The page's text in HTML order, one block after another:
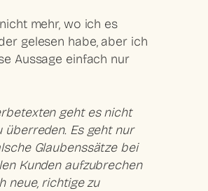
mehr, wo ich es
gelesen habe, aber ich
Aussage einfach nur
geht es nicht
überreden. Es geht nur
Glaubenssätze bei
Kunden aufzubrechen
neue, richtige zu